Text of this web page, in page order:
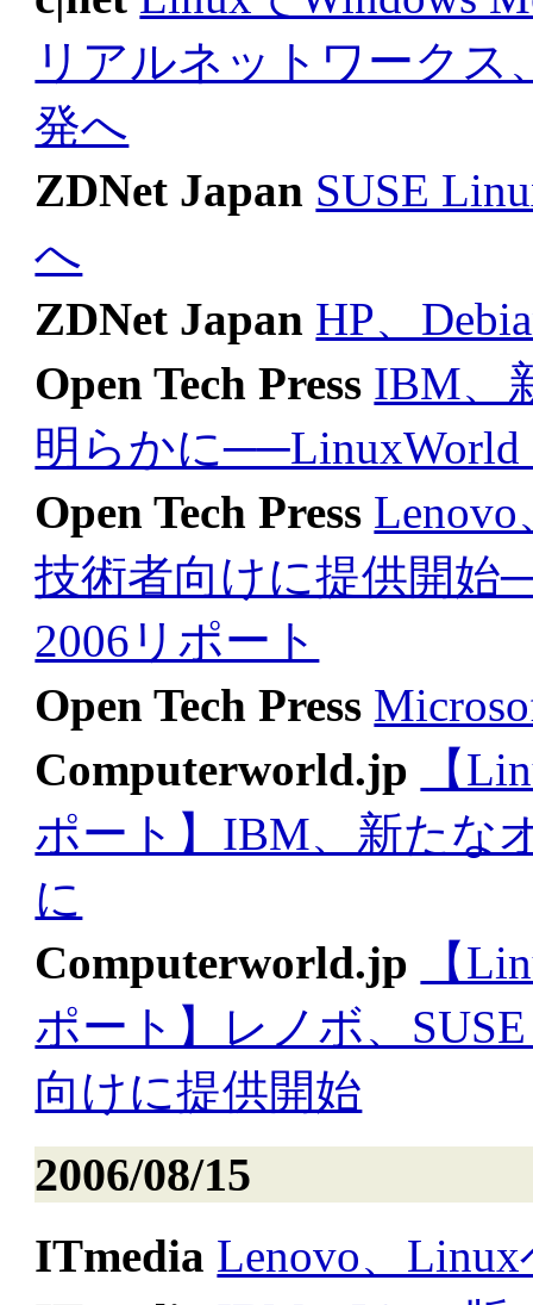
リアルネットワーク
発へ
ZDNet Japan SUSE
へ
ZDNet Japan HP、
Open Tech Press IBM、
明らかに──LinuxWorld
Open Tech Press
技術者向けに提供開始
2006リポート
Open Tech Press
Computerworld.jp
【
ポート】IBM、新たな
に
Computerworld.jp
【
ポート】レノボ、
向けに提供開始
2006/08/15
ITmedia Lenovo、